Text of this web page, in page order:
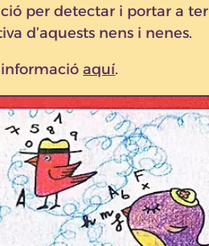
per detectar i portar a
d’aquests nens i nenes.
informacióaquí.